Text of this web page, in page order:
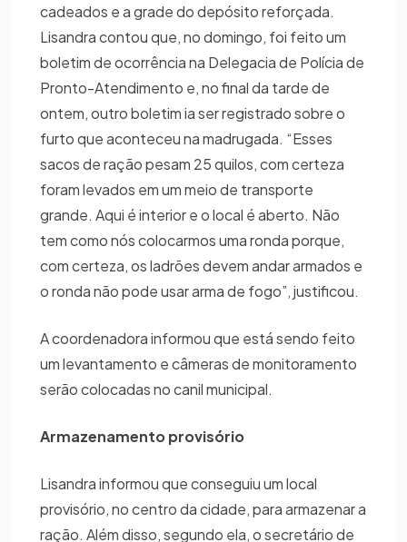
cadeados e a grade do depósito reforçada.
Lisandra contou que, no domingo, foi feito um
boletim de ocorrência na Delegacia de Polícia de
Pronto-Atendimento e, no final da tarde de
ontem, outro boletim ia ser registrado sobre o
furto que aconteceu na madrugada. “Esses
sacos de ração pesam 25 quilos, com certeza
foram levados em um meio de transporte
grande. Aqui é interior e o local é aberto. Não
tem como nós colocarmos uma ronda porque,
com certeza, os ladrões devem andar armados e
o ronda não pode usar arma de fogo”, justificou.
A coordenadora informou que está sendo feito
um levantamento e câmeras de monitoramento
serão colocadas no canil municipal.
Armazenamento provisório
Lisandra informou que conseguiu um local
provisório, no centro da cidade, para armazenar a
ração. Além disso, segundo ela, o secretário de